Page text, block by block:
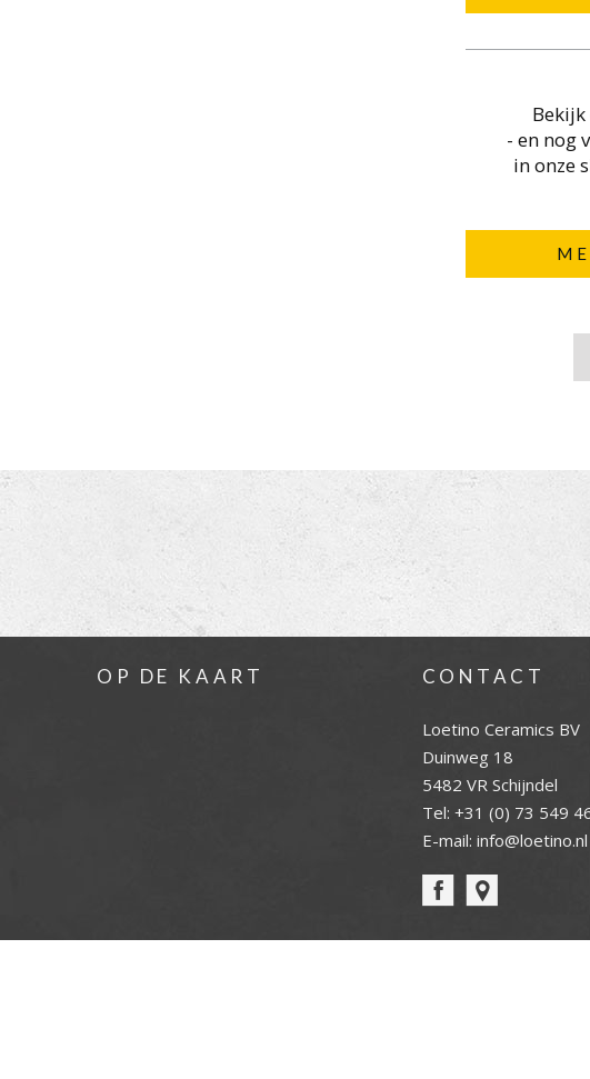
Bekijk
- en nog
in onze
OP DE KAART CONTACT
Loetino Ceramics BV
Duinweg 18
5482 VR Schijndel
Tel: +31 (0) 73 549
E-mail: info@loetino.nl